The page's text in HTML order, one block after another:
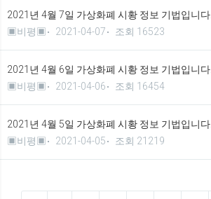
2021년 4월 7일 가상화폐 시황 정보 기법입니다.
▣비평▣
2021-04-07 조회 16523
2021년 4월 6일 가상화폐 시황 정보 기법입니다.
▣비평▣
2021-04-06 조회 16454
2021년 4월 5일 가상화폐 시황 정보 기법입니다.
▣비평▣
2021-04-05 조회 21219